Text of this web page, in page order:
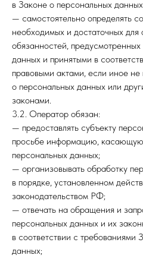
в Законе о персональных
— самостоятельно определять
необходимых и достаточных для
обязанностей,
данных и принятыми в
правовыми актами, если иное
о персональных данных или
законами.
3.2. Оператор обязан:
— предоставлять субъекту
просьбе информацию,
персональных данных;
— организовывать обработку
в порядке, установленном
законодательством РФ;
— отвечать на обращения и
персональных данных и их
в соответствии с требованиями
данных;